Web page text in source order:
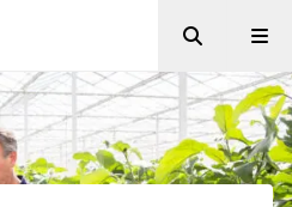
Zoeken